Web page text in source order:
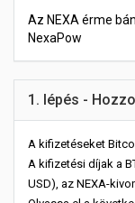
Az NEXA érme
NexaPow
1. lépés -
A kifizetéseket
A kifizetési díjak a
USD), az NEXA-